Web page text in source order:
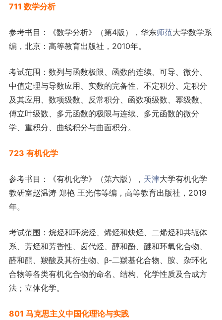
711 数学分析
参考书目：《数学分析》（第4版），华东师范大学数学系
编，北京：高等教育出版社，2010年。
考试范围：数列与函数极限、函数的连续、可导、微分、
中值定理与导数应用、实数的完备性、不定积分、定积分
及其应用、数项级数、反常积分、函数项级数、幂级数、
傅立叶级数、多元函数的极限与连续、多元函数的微分
学、重积分、曲线积分与曲面积分。
723 有机化学
参考书目：《有机化学》（第六版）， 天津大学有机化学
教研室赵温涛 郑艳 王光伟等编，高等教育出版社，2019
年。
考试范围：烷烃和环烷烃、烯烃和炔烃、二烯烃和共轭体
系、芳烃和芳香性、卤代烃、醇和酚、醚和环氧化合物、
醛和酮、羧酸及其衍生物、β-二羰基化合物、胺、杂环化
合物等各类有机化合物的命名、结构、化学性质及合成方
法；立体化学。
801 马克思主义中国化理论与实践